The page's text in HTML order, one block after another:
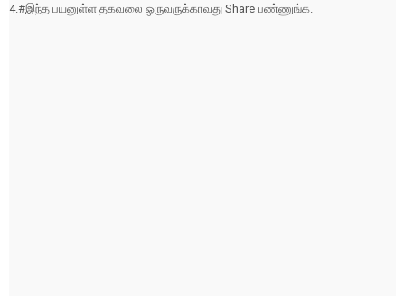
4.#இந்த பயனுள்ள தகவலை ஒருவருக்காவது Share பண்ணுங்க.